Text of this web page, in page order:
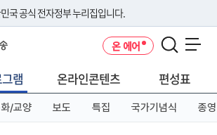
국 공식 전자정부 누리집입니다.
인하기
등 다른 도메인 주소를 사용하고 있다면 아래 URL에
인해 보세요
온 에어
램 온라인콘텐츠 편성표
/교양 보도 특집 국가기념식 종영